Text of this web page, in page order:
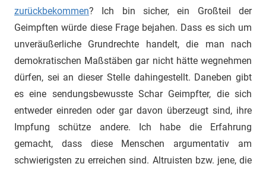
zurückbekommen? Ich bin sicher, ein Großteil der
Geimpften würde diese Frage bejahen. Dass es sich um
unveräußerliche Grundrechte handelt, die man nach
demokratischen Maßstäben gar nicht hätte wegnehmen
dürfen, sei an dieser Stelle dahingestellt. Daneben gibt
es eine sendungsbewusste Schar Geimpfter, die sich
entweder einreden oder gar davon überzeugt sind, ihre
Impfung schütze andere. Ich habe die Erfahrung
gemacht, dass diese Menschen argumentativ am
schwierigsten zu erreichen sind. Altruisten bzw. jene, die